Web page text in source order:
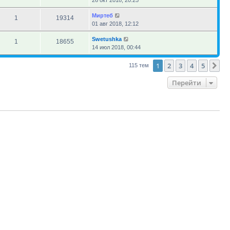
1 19314
Миртеб
01 авг 2018, 12:12
1 18655
Swetushka
14 июл 2018, 00:44
115 тем 1 2 3 4 5
Перейти